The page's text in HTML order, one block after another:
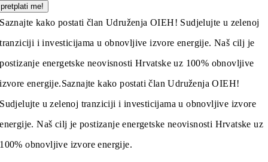
pretplati me!
Saznajte kako postati član Udruženja OIEH! Sudjelujte u zelenoj
tranziciji i investicijama u obnovljive izvore energije. Naš cilj je
postizanje energetske neovisnosti Hrvatske uz 100% obnovljive
izvore energije.Saznajte kako postati član Udruženja OIEH!
Sudjelujte u zelenoj tranziciji i investicijama u obnovljive izvore
energije. Naš cilj je postizanje energetske neovisnosti Hrvatske uz
100% obnovljive izvore energije.